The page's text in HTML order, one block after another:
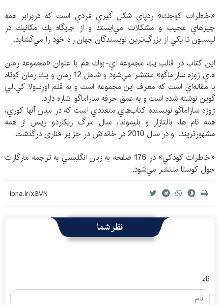
«خاطرات كوچك» ردپاي شكل گيري فردي است كه دربرابر همه
چيزهاي عجيب و مشكلات مي‌ايستد و از جايگاه يك مكانيك در
ليسبون تا يكي از بزرگ‌ترين نويسندگان جهان راه خود را مي‌گشايد.
اين كتاب در قالب يك مجموعه اي-بوك هم با عنوان «مجموعه رمان
هاي ژوزه ساراماگو» منتشر مي‌شود و شامل 12 رمان و يك رمان كوتاه
با مقاله‌اي است كه معرف اين مجموعه است و به قلم اورسولا كي.لي
گوين نوشته شده است و به عمق حرفه ساراماگو اشاره دارد.
ژوزه ساراماگو نويسنده كتاب‌هاي متعددي است كه در ميان آنها كوري،
همه نام ها، بالتازار و بليموندا، سال مرگ ريكاردو ريس از همه
مشهورتريند. او در سال 2010 در خانه‌اش در جزاير قناري درگذشت.
«خاطرات كودكي» در 176 صفحه به زبان انگليسي به ترجمه مارگارت
جول كوستا منتشر مي‌شود.
نظر شما
نام